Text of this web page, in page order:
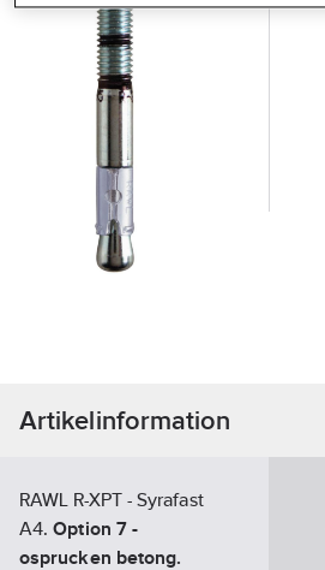
Artikelinformation
RAWL R-XPT - Syrafast
A4.Option 7 -
osprucken betong.